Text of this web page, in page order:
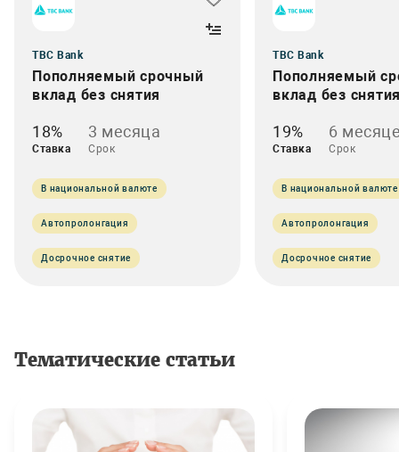
TBC Bank
Пополняемый срочный
вклад без снятия
18%
Ставка
3 месяца
Срок
В национальной валюте
Автопролонгация
Досрочное снятие
TBC Bank
Пополняемый
вклад без
19%
Ставка
6
Срок
В национальной валюте
Автопролонгация
Досрочное снятие
Тематические статьи